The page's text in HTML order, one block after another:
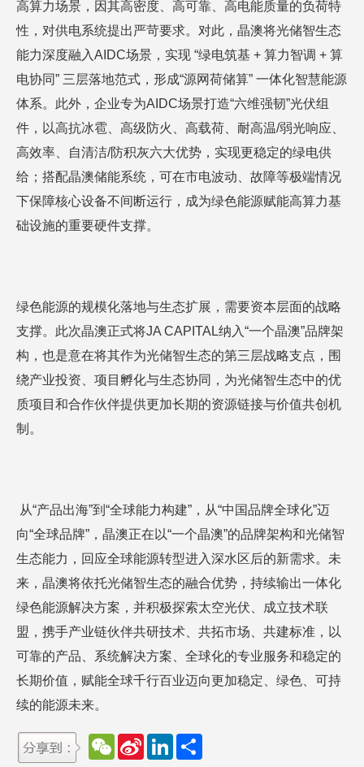
高算力场景，因其高密度、高可靠、高电能质量的负荷特
性，对供电系统提出严苛要求。对此，晶澳将光储智生态
能力深度融入AIDC场景，实现 “绿电筑基 + 算力智调 + 算
电协同” 三层落地范式，形成“源网荷储算” 一体化智慧能源
体系。此外，企业专为AIDC场景打造“六维强韧”光伏组
件，以高抗冰雹、高级防火、高载荷、耐高温/弱光响应、
高效率、自清洁/防积灰六大优势，实现更稳定的绿电供
给；搭配晶澳储能系统，可在市电波动、故障等极端情况
下保障核心设备不间断运行，成为绿色能源赋能高算力基
础设施的重要硬件支撑。
绿色能源的规模化落地与生态扩展，需要资本层面的战略
支撑。此次晶澳正式将JA CAPITAL纳入“一个晶澳”品牌架
构，也是意在将其作为光储智生态的第三层战略支点，围
绕产业投资、项目孵化与生态协同，为光储智生态中的优
质项目和合作伙伴提供更加长期的资源链接与价值共创机
制。
从“产品出海”到“全球能力构建”，从“中国品牌全球化”迈
向“全球品牌”，晶澳正在以“一个晶澳”的品牌架构和光储智
生态能力，回应全球能源转型进入深水区后的新需求。未
来，晶澳将依托光储智生态的融合优势，持续输出一体化
绿色能源解决方案，并积极探索太空光伏、成立技术联
盟，携手产业链伙伴共研技术、共拓市场、共建标准，以
可靠的产品、系统解决方案、全球化的专业服务和稳定的
长期价值，赋能全球千行百业迈向更加稳定、绿色、可持
续的能源未来。
W
e
S
L